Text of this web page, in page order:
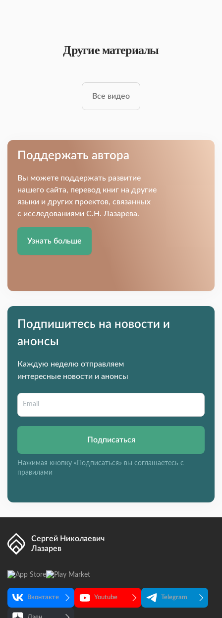
Другие материалы
Все видео
Поддержать автора
Вы можете поддержать развитие
нашего сайта, перевод книг на другие
языки и других проектов, связанных
с исследованиями С.Н. Лазарева.
Узнать больше
Подпишитесь на новости и
анонсы
Каждую неделю отправляем
интересные новости и анонсы
Подписаться
Нажимая кнопку «Подписаться» вы соглашаетесь с
правилами
Сергей Николаевич
Лазарев
Вконтакте Youtube Telegram